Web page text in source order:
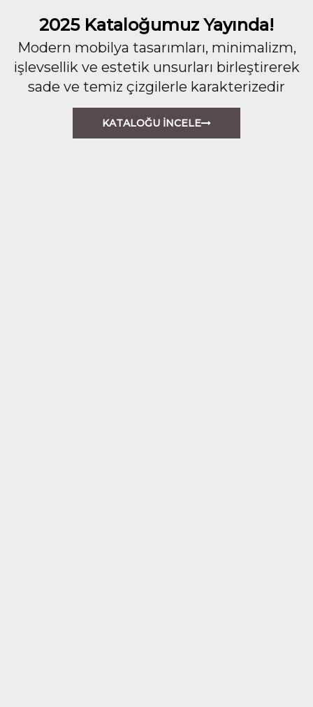
2025 Kataloğumuz Yayında!
Modern mobilya tasarımları, minimalizm,
işlevsellik ve estetik unsurları birleştirerek
sade ve temiz çizgilerle karakterizedir
KATALOĞU İNCELE